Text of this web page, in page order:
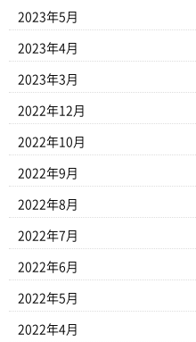
2023年5月
2023年4月
2023年3月
2022年12月
2022年10月
2022年9月
2022年8月
2022年7月
2022年6月
2022年5月
2022年4月